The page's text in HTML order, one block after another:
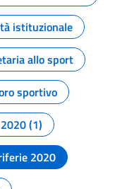
istituzionale
allo sport
sportivo
(1)
2020